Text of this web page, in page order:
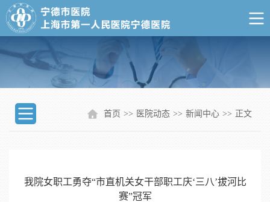
首页 >> 医院动态 >> 新闻中心 >> 正文
我院女职工勇夺“市直机关女干部职工庆‘三八’拔河比
赛”冠军